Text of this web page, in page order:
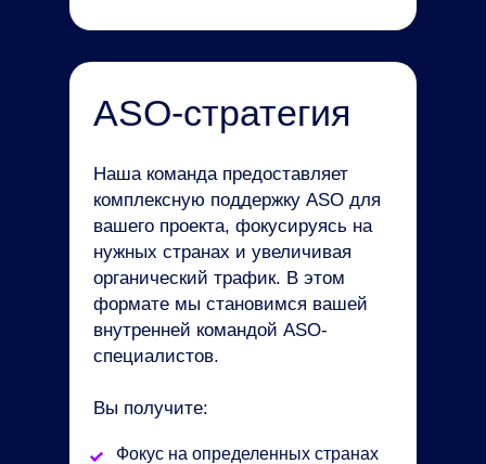
ASO-стратегия
Наша команда предоставляет
комплексную поддержку ASO для
вашего проекта, фокусируясь на
нужных странах и увеличивая
органический трафик. В этом
формате мы становимся вашей
внутренней командой ASO-
специалистов.
Вы получите:
Фокус на определенных странах